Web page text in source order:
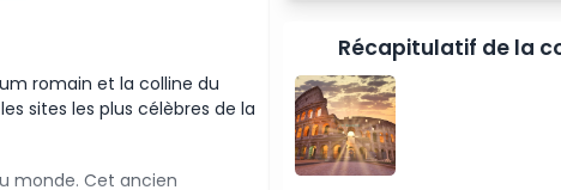
romain et la colline du
sites les plus célèbres de la
monde. Cet ancien
Récapitulatif de la